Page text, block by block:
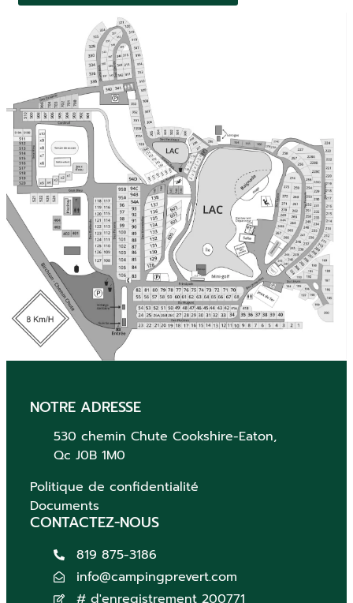
NOTRE ADRESSE
530 chemin Chute Cookshire-Eaton,
Qc J0B 1M0
Politique de confidentialité
Documents
CONTACTEZ-NOUS
819 875-3186
info@campingprevert.com